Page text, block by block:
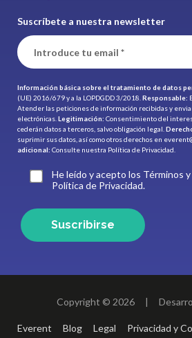
Suscríbete a nuestra newsletter
Información básica sobre el tratamiento de datos
(UE) 2016/679 y a la LOPDGDD 3/2018. Responsable:
Atender las peticiones de información recibidas y
electrónicas. Legitimación: Consentimiento del
cederán datos a terceros, salvo obligación legal.
suprimir sus datos, así como otros derechos en
adicional: Consulte nuestra Política de Privacidad.
He leído y acepto los Términos
Política de Privacidad.
Suscribirse
Copyright © 2026 |
Everent Blog Legal
Privacidad y